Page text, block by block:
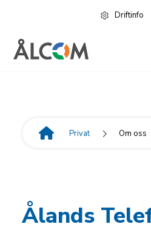
till
huvudinnehåll
Driftinfo
Privat Om oss
Ålands